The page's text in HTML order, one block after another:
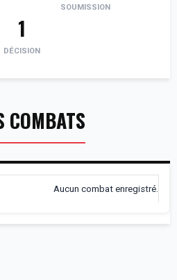
SOUMISSION
1
DÉCISION
COMBATS
Aucun combat enregistré.